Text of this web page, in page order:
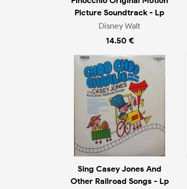
Picture Soundtrack - Lp
Disney Walt
14.50 €
Sing Casey Jones And
Other Railroad Songs - Lp